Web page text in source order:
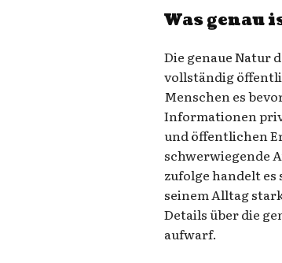
Was genau
Die genaue Natur
vollständig
Menschen es
Informationen
und öffentlichen
schwerwiegende
zufolge handelt
seinem Alltag
Details über die
aufwarf.